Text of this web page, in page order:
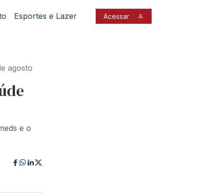
Esportes e Lazer Acessar
agosto
e o